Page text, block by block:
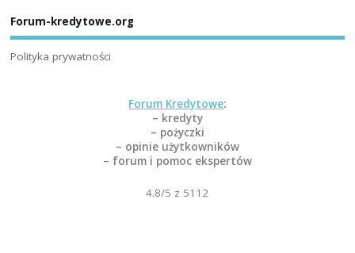
Forum-kredytowe.org
Polityka prywatności
Forum Kredytowe:
– kredyty
– pożyczki
– opinie użytkowników
– forum i pomoc ekspertów
4.8/5 z 5112